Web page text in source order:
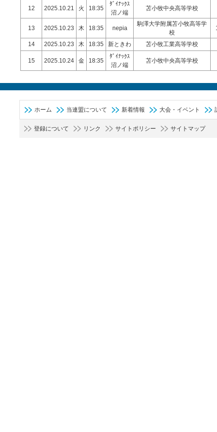
12 2025.10.21 火 18:35
ﾀﾞｲﾅｯｸｽ
沼ノ端
苫小牧中央高等学校
13 2025.10.23 木 18:35 nepia
駒澤大学附属苫小牧高等学
校
14 2025.10.23 木 18:35 新ときわ 苫小牧工業高等学校
15 2025.10.24 金 18:35
ﾀﾞｲﾅｯｸｽ
沼ノ端
苫小牧中央高等学校
ホーム 当連盟について 新着情報 大会・イベント
登録について リンク サイトポリシー サイトマップ